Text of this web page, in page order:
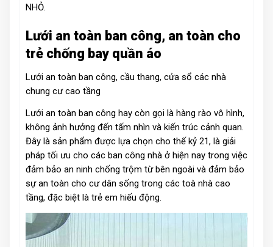
NHỎ.
Lưới an toàn ban công, an toàn cho
trẻ chống bay quần áo
Lưới an toàn ban công, cầu thang, cửa sổ các nhà
chung cư cao tầng
Lưới an toàn ban công hay còn gọi là hàng rào vô hình,
không ảnh hưởng đến tấm nhìn và kiến trúc cảnh quan.
Đây là sản phẩm được lựa chọn cho thế kỷ 21, là giải
pháp tối ưu cho các ban công nhà ở hiện nay trong việc
đảm bảo an ninh chống trộm từ bên ngoài và đảm bảo
sự an toàn cho cư dân sống trong các toà nhà cao
tầng, đặc biệt là trẻ em hiếu động.